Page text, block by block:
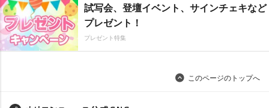
試写会、登壇イベント、サインチェキなど
プレゼント！
プレゼント特集
このページのトップへ